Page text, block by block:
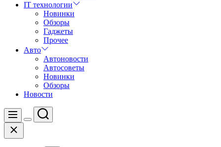
IT технологии
Новинки
Обзоры
Гаджеты
Прочее
Авто
Автоновости
Автосоветы
Новинки
Обзоры
Новости
Меню
Цвет
Поиск
Закрыть